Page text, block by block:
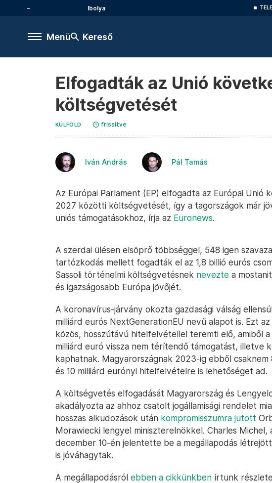
Ibolya
Menü Kereső
Elfogadták az Unió
költségvetését
KÜLFÖLD frissítve
Iván András Pál Tamás
Az Európai Parlament (EP) elfogadta az Európai Unió
2027 közötti költségvetését, így a tagországok már
uniós támogatásokhoz, írja az Euronews.
A szerdai ülésen elsöprő többséggel, 548 igen
tartózkodás mellett fogadták el az 1,8 billió eurós
Sassoli történelmi költségvetésnek nevezte a
és igazságosabb Európa jövőjét.
A koronavírus-járvány okozta gazdasági válság
milliárd eurós NextGenerationEU nevű alapot is. Ezt
közös, hosszútávú hitelfelvétellel teremti elő, amiből
milliárd euró vissza nem térítendő támogatást, illetve
kaphatnak. Magyarországnak 2023-ig ebből csaknem
és 10 milliárd eurónyi hitelfelvételre is lehetőséget ad.
A költségvetés elfogadását Magyarország és
akadályozta az ahhoz csatolt jogállamisági rendelet
hosszas alkudozások után kompromisszumra jutott
Morawiecki lengyel miniszterelnökkel. Charles Michel,
december 10-én jelentette be a megállapodás
is jóváhagytak.
A megállapodásról ebben a cikkünkben írtunk